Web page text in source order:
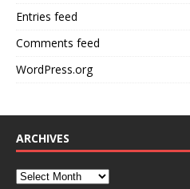
Entries feed
Comments feed
WordPress.org
ARCHIVES